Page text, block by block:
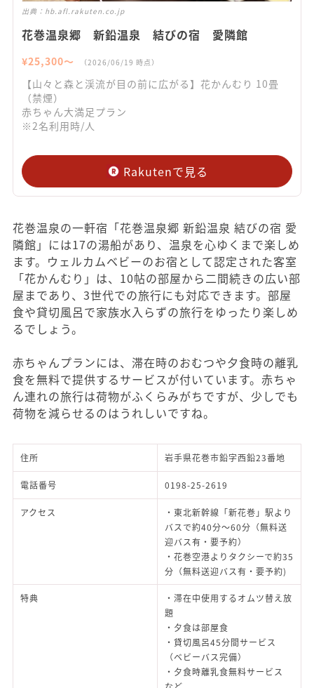
出典： hb.afl.rakuten.co.jp
花巻温泉郷 新鉛温泉 結びの宿 愛隣館
¥25,300〜 （2026/06/19 時点）
【山々と森と渓流が目の前に広がる】花かんむり 10畳
（禁煙）
赤ちゃん大満足プラン
※2名利用時/人
Rakutenで見る
花巻温泉の一軒宿「花巻温泉郷 新鉛温泉 結びの宿 愛
隣館」には17の湯船があり、温泉を心ゆくまで楽しめ
ます。ウェルカムベビーのお宿として認定された客室
「花かんむり」は、10帖の部屋から二間続きの広い部
屋まであり、3世代での旅行にも対応できます。部屋
食や貸切風呂で家族水入らずの旅行をゆったり楽しめ
るでしょう。
赤ちゃんプランには、滞在時のおむつや夕食時の離乳
食を無料で提供するサービスが付いています。赤ちゃ
ん連れの旅行は荷物がふくらみがちですが、少しでも
荷物を減らせるのはうれしいですね。
住所 岩手県花巻市鉛字西鉛23番地
電話番号 0198-25-2619
アクセス
・東北新幹線「新花巻」駅より
バスで約40分～60分（無料送
迎バス有・要予約）
・花巻空港よりタクシーで約35
分（無料送迎バス有・要予約)
特典
・滞在中使用するオムツ替え放
題
・夕食は部屋食
・貸切風呂45分間サービス
（ベビーバス完備）
・夕食時離乳食無料サービス